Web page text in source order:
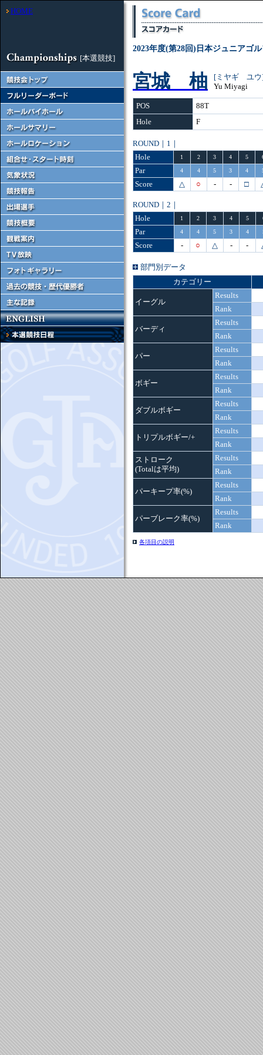
HOME
[本選競技]
2023年度(第28回)日本ジュニアゴ
宮城 柚
[ミヤギ ユ
Yu Miyagi
POS
88T
Hole
F
ROUND｜1｜
Hole
1 2 3 4 5
Par 4 4 5 3 4
Score △ ○ - - □
ROUND｜2｜
Hole
1 2 3 4 5
Par 4 4 5 3 4
Score - ○ △ - -
部門別データ
カテゴリー
イーグル
Results
Rank
バーディ
Results
Rank
パー
Results
Rank
ボギー
Results
Rank
ダブルボギー
Results
Rank
トリプルボギー/+
Results
Rank
ストローク
(Totalは平均)
Results
Rank
パーキープ率(%)
Results
Rank
パーブレーク率(%)
Results
Rank
各項目の説明